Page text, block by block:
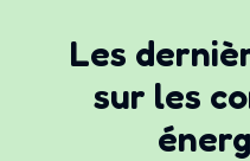
Les
sur les